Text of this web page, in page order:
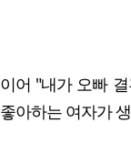
이어 "내가 오빠
좋아하는 여자가